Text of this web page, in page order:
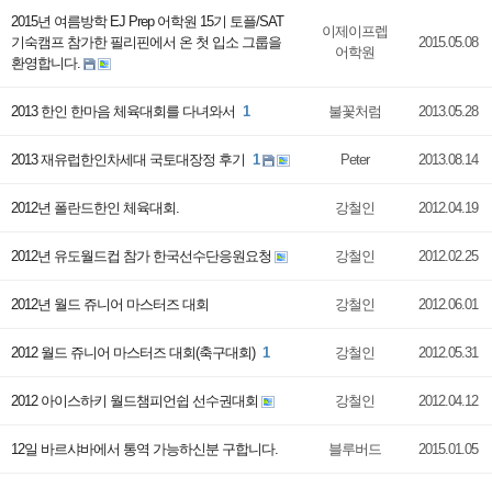
2015년 여름방학 EJ Prep 어학원 15기 토플/SAT
기숙캠프 참가한 필리핀에서 온 첫 입소 그룹을
환영합니다.
이제이프렙
어학원
2015.05.08
2013 한인 한마음 체육대회를 다녀와서 1 불꽃처럼 2013.05.28
2013 재유럽한인차세대 국토대장정 후기 1 Peter 2013.08.14
2012년 폴란드한인 체육대회. 강철인 2012.04.19
2012년 유도월드컵 참가 한국선수단응원요청 강철인 2012.02.25
2012년 월드 쥬니어 마스터즈 대회 강철인 2012.06.01
2012 월드 쥬니어 마스터즈 대회(축구대회) 1 강철인 2012.05.31
2012 아이스하키 월드챔피언쉽 선수권대회 강철인 2012.04.12
12일 바르샤바에서 통역 가능하신분 구합니다. 블루버드 2015.01.05